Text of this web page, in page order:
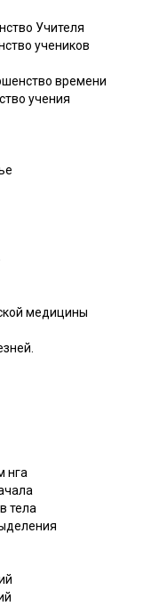
Учителя
учеников
времени
учения
медицины
нга
тела